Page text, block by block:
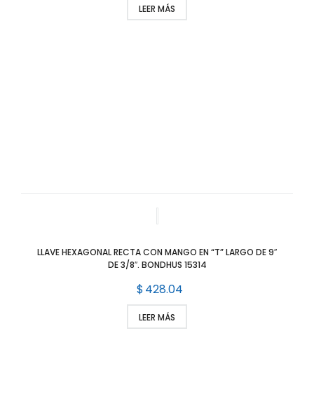
LEER MÁS
LLAVE HEXAGONAL RECTA CON MANGO EN “T” LARGO DE 9″
DE 3/8″. BONDHUS 15314
$ 428.04
LEER MÁS